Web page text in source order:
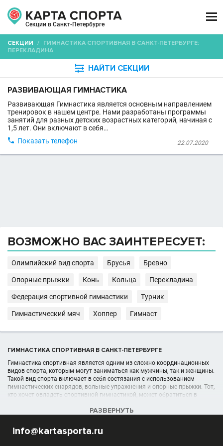
Секции в Санкт-Петербурге

СЕКЦИИ / ГИМНАСТИКА СПОРТИВНАЯ В САНКТ-ПЕТЕРБУРГЕ:
ПЕРЕКЛАДИНА
 НАЙТИ СЕКЦИИ
РАЗВИВАЮЩАЯ ГИМНАСТИКА
Развивающая Гимнастика является основным направлением
тренировок в нашем центре. Нами разработаны программы
занятий для разных детских возрастных категорий, начиная с
1,5 лет. Они включают в себя…
22.07.2020
 Показать телефон
ВОЗМОЖНО ВАС ЗАИНТЕРЕСУЕТ:
Олимпийский вид спорта Брусья Бревно
Опорные прыжки Конь Кольца Перекладина
Федерация спортивной гимнастики Турник
Гимнастический мяч Хоппер Гимнаст
ГИМНАСТИКА СПОРТИВНАЯ В САНКТ-ПЕТЕРБУРГЕ
Гимнастика спортивная является одним из сложно координационных
видов спорта, которым могут заниматься как мужчины, так и женщины.
Такой вид спорта включает в себя состязания с использованием
гимнастических снарядов, вольные упражнения и опорные прыжки. Тот,
кто хочет овладеть спортивной гимнастикой, может обратиться в
СПОРТИВНАЯ В САНКТ-ПЕТЕРБУРГЕ
РАЗВЕРНУТЬ
info@kartasporta.ru